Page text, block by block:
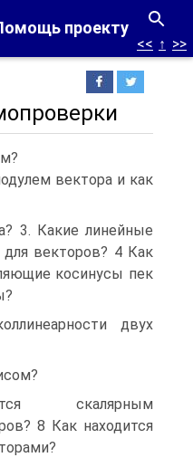
проекту
<< ↑ >>
вектора и как
3. Какие линейные
векторов? 4 Как
косинусы пек
двух
скалярным
8 Как находится